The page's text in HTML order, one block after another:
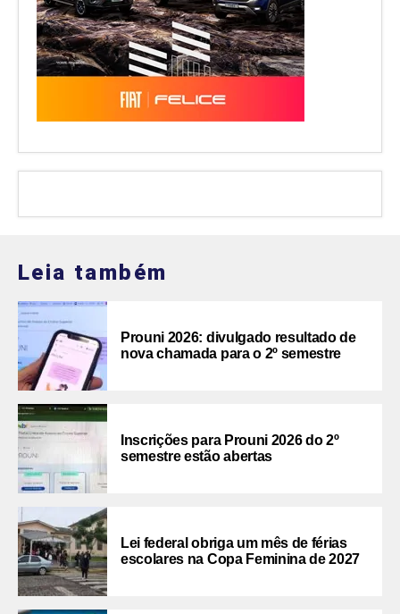
Leia também
Prouni 2026: divulgado resultado de
nova chamada para o 2º semestre
Inscrições para Prouni 2026 do 2º
semestre estão abertas
Lei federal obriga um mês de férias
escolares na Copa Feminina de 2027